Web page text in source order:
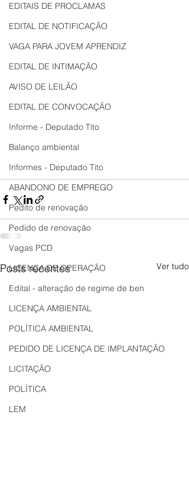
EDITAIS DE PROCLAMAS
EDITAL DE NOTIFICAÇÃO
VAGA PARA JOVEM APRENDIZ
EDITAL DE INTIMAÇÃO
AVISO DE LEILÃO
EDITAL DE CONVOCAÇÃO
Informe - Deputado Tito
Balanço ambiental
Informes - Deputado Tito
ABANDONO DE EMPREGO
Pedito de renovação
Pedido de renovação
Vagas PCD
LICENÇA DE OPERAÇÃO
Edital - alteração de regime de ben
LICENÇA AMBIENTAL
POLÍTICA AMBIENTAL
PEDIDO DE LICENÇA DE IMPLANTAÇÃO
LICITAÇÃO
POLÍTICA
LEM
Posts recentes Ver tudo